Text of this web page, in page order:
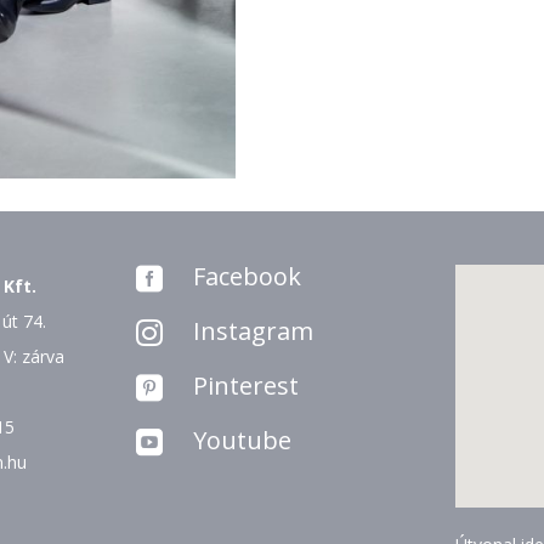
Kft.
74.
zárva
 Facebook
 Instagram
 Pinterest
 Youtube